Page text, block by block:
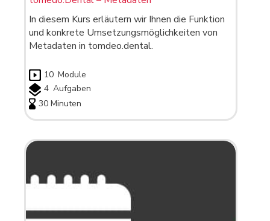
In diesem Kurs erläutern wir Ihnen die Funktion
und konkrete Umsetzungsmöglichkeiten von
Metadaten in tomdeo.dental.
10 Module
4 Aufgaben
30 Minuten